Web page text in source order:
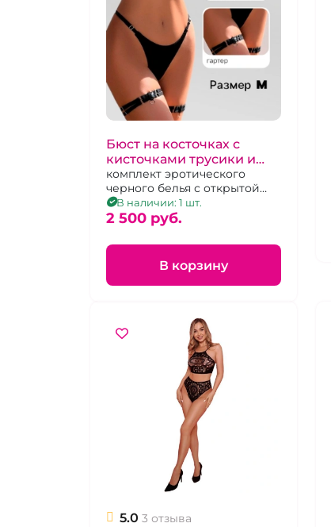
Бюст на косточках с
кисточками трусики и
стринги-джоки с
доступом, гартеры 2 шт
комплект эротического
черного белья с открытой
грудью и киской, р 44-48
В наличии: 1 шт.
2 500 pуб.
В корзину
5.0 3 отзыва